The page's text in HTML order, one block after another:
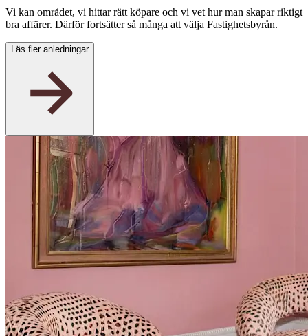
Vi kan området, vi hittar rätt köpare och vi vet hur man skapar riktigt
bra affärer. Därför fortsätter så många att välja Fastighetsbyrån.
Läs fler anledningar